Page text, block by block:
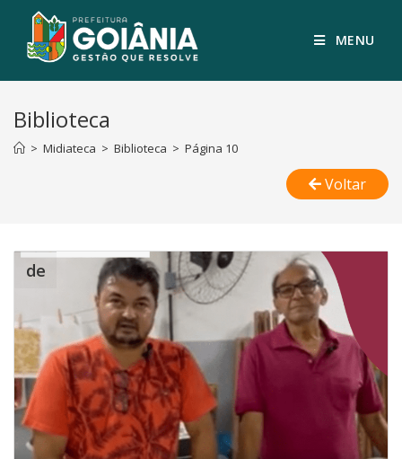
MENU
Biblioteca
> Midiateca > Biblioteca > Página 10
Voltar
de